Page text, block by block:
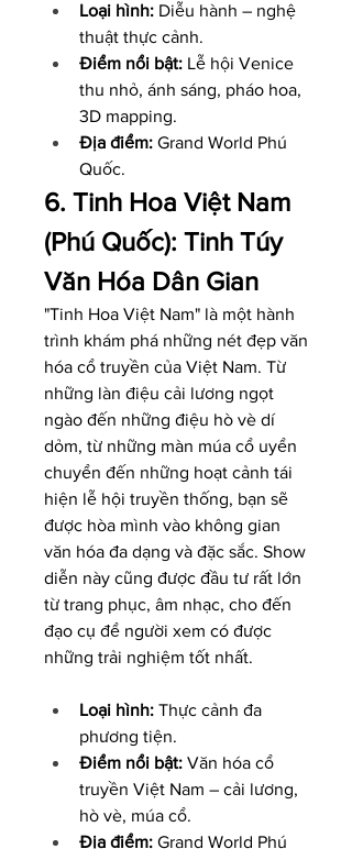
Loại hình: Diễu hành – nghệ
thuật thực cảnh.
Điểm nổi bật: Lễ hội Venice
thu nhỏ, ánh sáng, pháo hoa,
3D mapping.
Địa điểm: Grand World Phú
Quốc.
6. Tinh Hoa Việt Nam
(Phú Quốc): Tinh Túy
Văn Hóa Dân Gian
"Tinh Hoa Việt Nam" là một hành
trình khám phá những nét đẹp văn
hóa cổ truyền của Việt Nam. Từ
những làn điệu cải lương ngọt
ngào đến những điệu hò vè dí
dỏm, từ những màn múa cổ uyển
chuyển đến những hoạt cảnh tái
hiện lễ hội truyền thống, bạn sẽ
được hòa mình vào không gian
văn hóa đa dạng và đặc sắc. Show
diễn này cũng được đầu tư rất lớn
từ trang phục, âm nhạc, cho đến
đạo cụ để người xem có được
những trải nghiệm tốt nhất.
Loại hình: Thực cảnh đa
phương tiện.
Điểm nổi bật: Văn hóa cổ
truyền Việt Nam – cải lương,
hò vè, múa cổ.
Địa điểm: Grand World Phú